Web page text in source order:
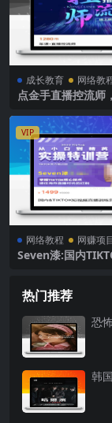
成长教育 网络教
点金手直播控流师
VIP
网络教程 网赚项
Seven漆:国内
热门推荐
恐
韩